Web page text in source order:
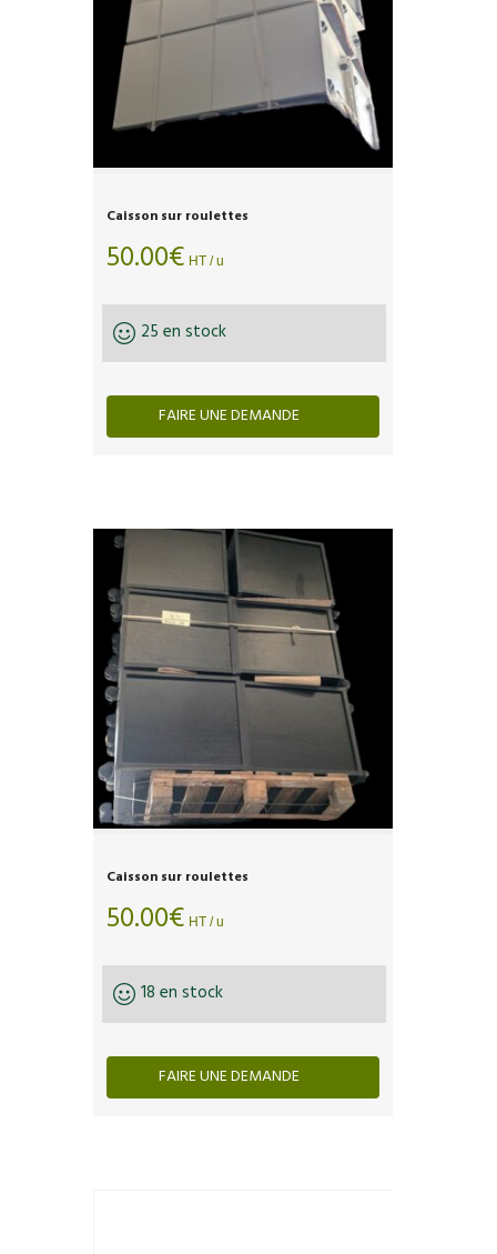
Caisson sur roulettes
50.00€ HT / u
25 en stock
FAIRE UNE DEMANDE
Caisson sur roulettes
50.00€ HT / u
18 en stock
FAIRE UNE DEMANDE